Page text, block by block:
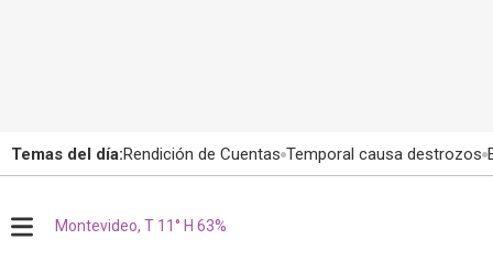
Temas del día:Rendición de Cuentas Temporal causa destrozos
Montevideo, T 11° H 63%